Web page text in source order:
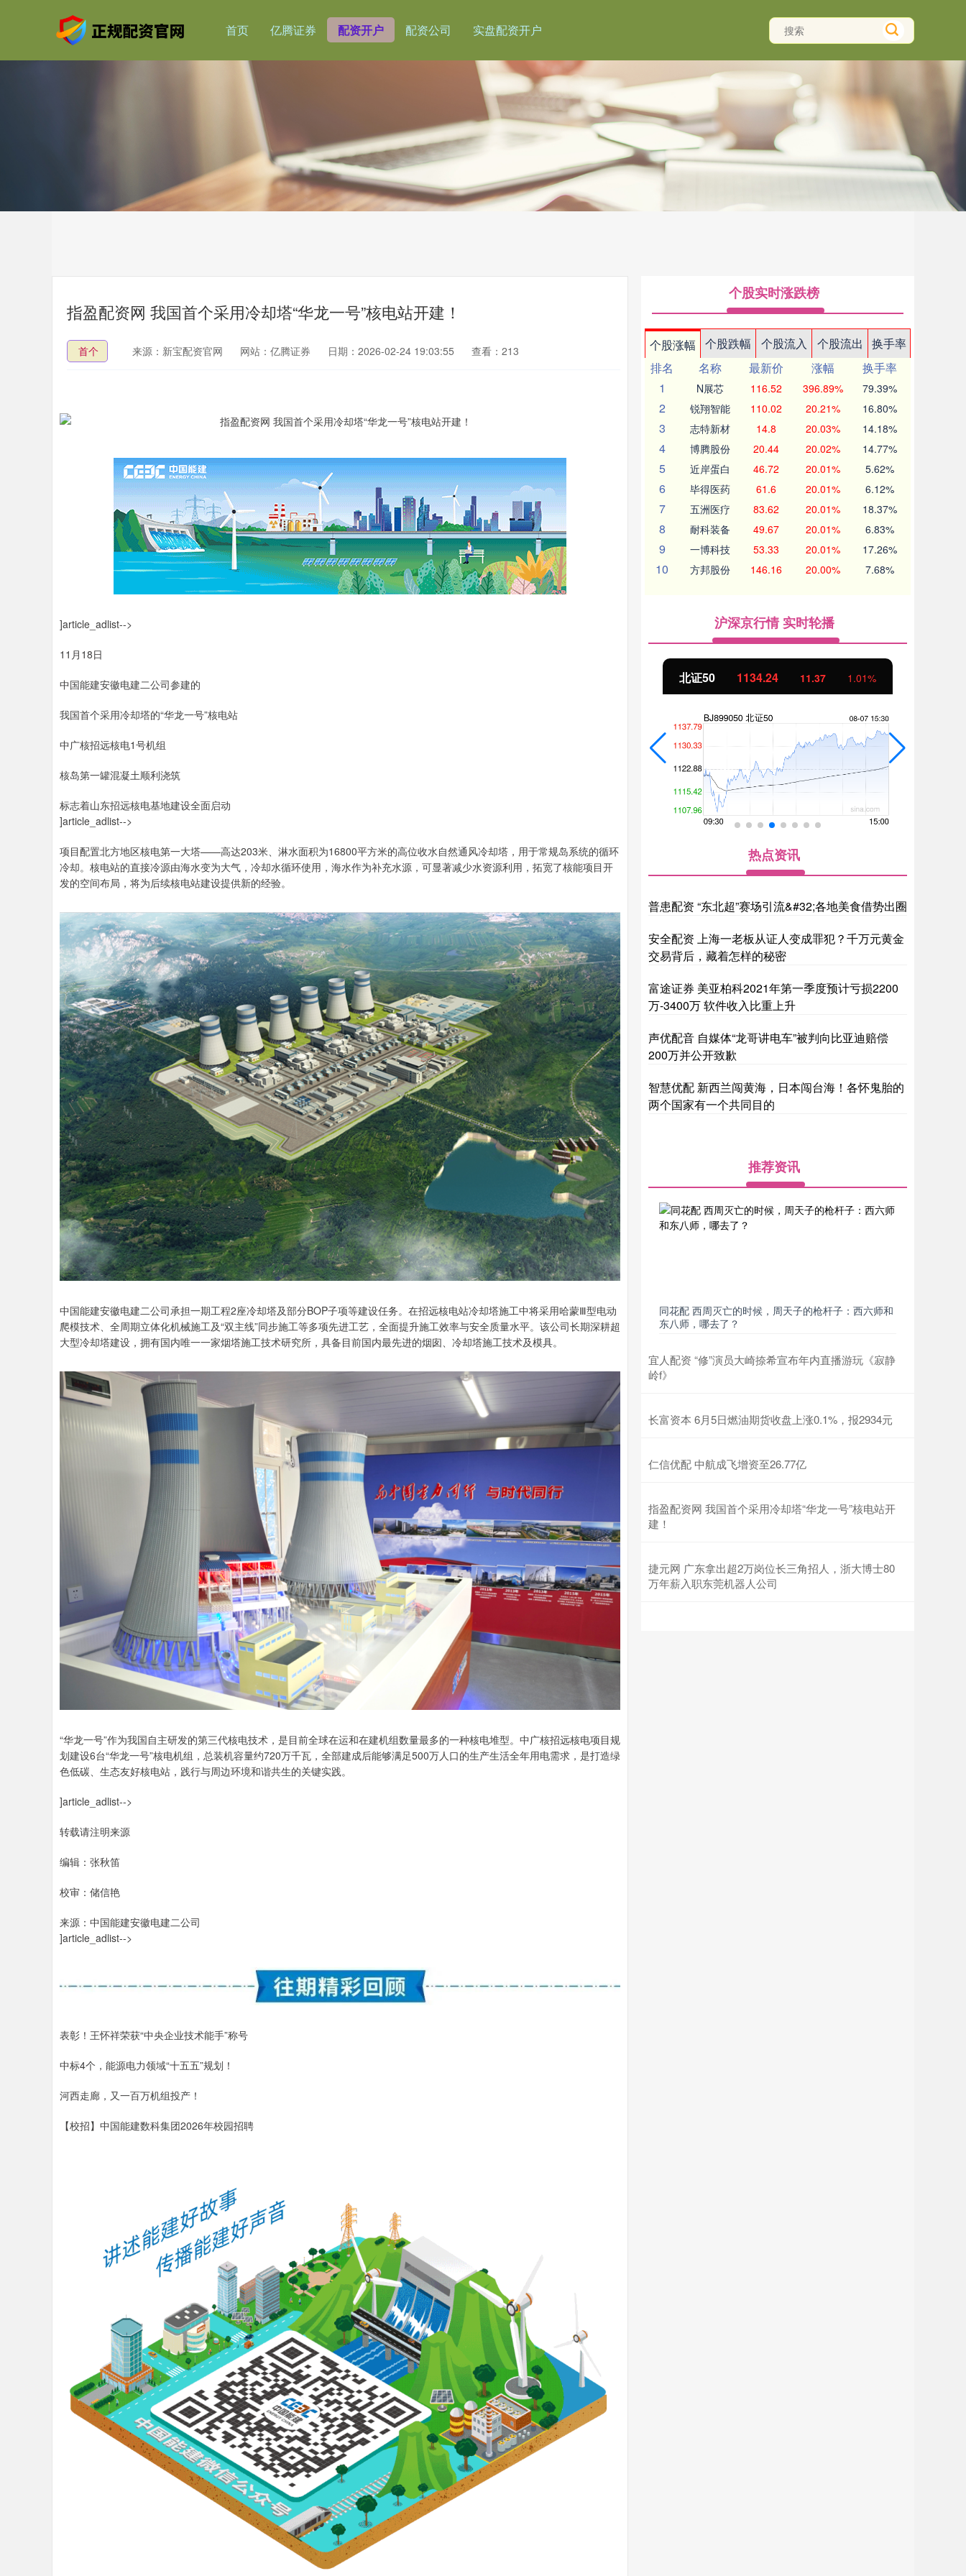
首页 亿腾证券 配资开户 配资公司 实盘配资开户
指盈配资网 我国首个采用冷却塔“华龙一号”核电站开建！
首个 来源：新宝配资官网 网站：亿腾证券 日期：2026-02-24 19:03:55 查看：213
]article_adlist-->
11月18日
中国能建安徽电建二公司参建的
我国首个采用冷却塔的“华龙一号”核电站
中广核招远核电1号机组
核岛第一罐混凝土顺利浇筑
标志着山东招远核电基地建设全面启动
]article_adlist-->
项目配置北方地区核电第一大塔——高达203米、淋水面积为16800平方米的高位收水自然通风冷却塔，用于常规岛系统的循环
冷却。核电站的直接冷源由海水变为大气，冷却水循环使用，海水作为补充水源，可显著减少水资源利用，拓宽了核能项目开
发的空间布局，将为后续核电站建设提供新的经验。
中国能建安徽电建二公司承担一期工程2座冷却塔及部分BOP子项等建设任务。在招远核电站冷却塔施工中将采用哈蒙Ⅲ型电动
爬模技术、全周期立体化机械施工及“双主线”同步施工等多项先进工艺，全面提升施工效率与安全质量水平。该公司长期深耕超
大型冷却塔建设，拥有国内唯一一家烟塔施工技术研究所，具备目前国内最先进的烟囱、冷却塔施工技术及模具。
“华龙一号”作为我国自主研发的第三代核电技术，是目前全球在运和在建机组数量最多的一种核电堆型。中广核招远核电项目规
划建设6台“华龙一号”核电机组，总装机容量约720万千瓦，全部建成后能够满足500万人口的生产生活全年用电需求，是打造绿
色低碳、生态友好核电站，践行与周边环境和谐共生的关键实践。
]article_adlist-->
转载请注明来源
编辑：张秋笛
校审：储信艳
来源：中国能建安徽电建二公司
]article_adlist-->
表彰！王怀祥荣获“中央企业技术能手”称号
中标4个，能源电力领域“十五五”规划！
河西走廊，又一百万机组投产！
【校招】中国能建数科集团2026年校园招聘
个股实时涨跌榜
个股涨幅 个股跌幅 个股流入 个股流出
换手率
排名
名称 最新价 涨幅
换手率
1
N展芯 116.52 396.89% 79.39%
2 锐翔智能 110.02 20.21% 16.80%
3 志特新材 14.8 20.03% 14.18%
4 博腾股份 20.44 20.02% 14.77%
5 近岸蛋白 46.72 20.01% 5.62%
6 毕得医药 61.6 20.01% 6.12%
7 五洲医疗 83.62 20.01% 18.37%
8 耐科装备 49.67 20.01% 6.83%
9 一博科技 53.33 20.01% 17.26%
10 方邦股份 146.16 20.00% 7.68%
沪深京行情 实时轮播
1.42% 沪深300 4694.44 创业板指 3563.12 47.56 1.35%
热点资讯
普患配资 “东北超”赛场引流&#32;各地美食借势出圈
安全配资 上海一老板从证人变成罪犯？千万元黄金
交易背后，藏着怎样的秘密
富途证券 美亚柏科2021年第一季度预计亏损2200
万-3400万 软件收入比重上升
声优配音 自媒体“龙哥讲电车”被判向比亚迪赔偿
200万并公开致歉
智慧优配 新西兰闯黄海，日本闯台海！各怀鬼胎的
两个国家有一个共同目的
推荐资讯
同花配 西周灭亡的时候，周天子的枪杆子：西六师和
东八师，哪去了？
宜人配资 “修”演员大崎捺希宣布年内直播游玩《寂静
岭f》
长富资本 6月5日燃油期货收盘上涨0.1%，报2934元
仁信优配 中航成飞增资至26.77亿
指盈配资网 我国首个采用冷却塔“华龙一号”核电站开
建！
捷元网 广东拿出超2万岗位长三角招人，浙大博士80
万年薪入职东莞机器人公司